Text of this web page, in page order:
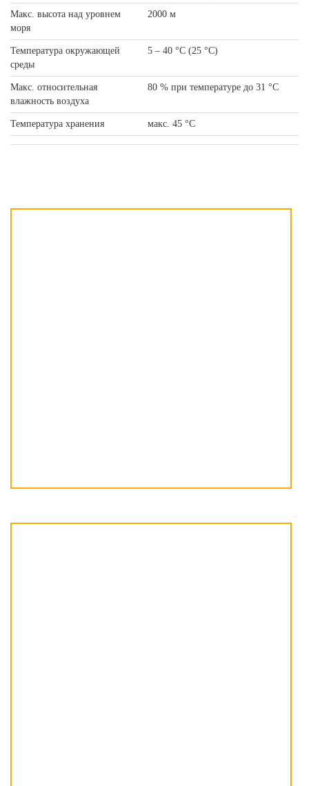
Макс. высота над уровнем
моря
2000 м
Температура окружающей
среды
5 – 40 °C (25 °C)
Макс. относительная
влажность воздуха
80 % при температуре до 31 °C
Температура хранения макс. 45 °C